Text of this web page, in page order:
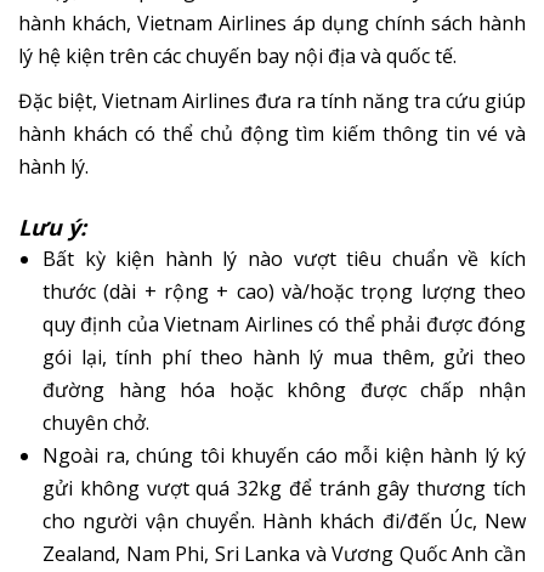
hành khách, Vietnam Airlines áp dụng chính sách hành
lý hệ kiện trên các chuyến bay nội địa và quốc tế.
Đặc biệt, Vietnam Airlines đưa ra tính năng tra cứu giúp
hành khách có thể chủ động tìm kiếm thông tin vé và
hành lý.
Lưu ý:
Bất kỳ kiện hành lý nào vượt tiêu chuẩn về kích
thước (dài + rộng + cao) và/hoặc trọng lượng theo
quy định của Vietnam Airlines có thể phải được đóng
gói lại, tính phí theo hành lý mua thêm, gửi theo
đường hàng hóa hoặc không được chấp nhận
chuyên chở.
Ngoài ra, chúng tôi khuyến cáo mỗi kiện hành lý ký
gửi không vượt quá 32kg để tránh gây thương tích
cho người vận chuyển. Hành khách đi/đến Úc, New
Zealand, Nam Phi, Sri Lanka và Vương Quốc Anh cần